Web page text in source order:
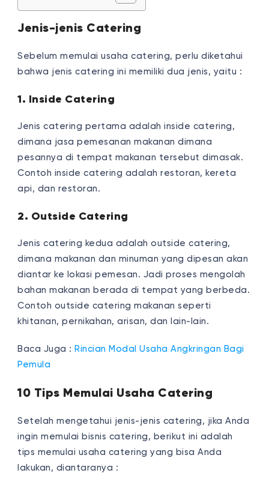
Jenis-jenis Catering
Sebelum memulai usaha catering, perlu diketahui
bahwa jenis catering ini memiliki dua jenis, yaitu :
1. Inside Catering
Jenis catering pertama adalah inside catering,
dimana jasa pemesanan makanan dimana
pesannya di tempat makanan tersebut dimasak.
Contoh inside catering adalah restoran, kereta
api, dan restoran.
2. Outside Catering
Jenis catering kedua adalah outside catering,
dimana makanan dan minuman yang dipesan akan
diantar ke lokasi pemesan. Jadi proses mengolah
bahan makanan berada di tempat yang berbeda.
Contoh outside catering makanan seperti
khitanan, pernikahan, arisan, dan lain-lain.
Baca Juga : Rincian Modal Usaha Angkringan Bagi
Pemula
10 Tips Memulai Usaha Catering
Setelah mengetahui jenis-jenis catering, jika Anda
ingin memulai bisnis catering, berikut ini adalah
tips memulai usaha catering yang bisa Anda
lakukan, diantaranya :